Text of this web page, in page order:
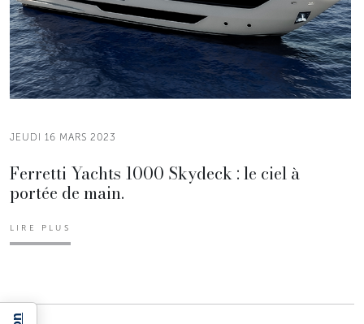
JEUDI 16 MARS 2023
Ferretti Yachts 1000 Skydeck : le ciel à
portée de main.
LIRE PLUS